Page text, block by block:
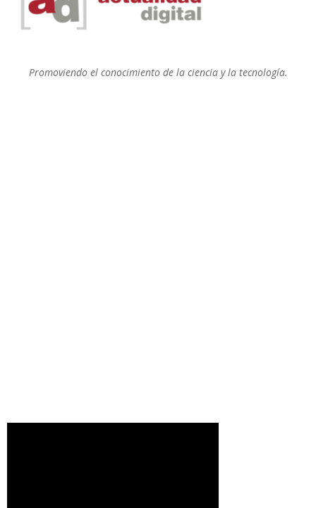
Promoviendo el conocimiento de la ciencia y la tecnología.